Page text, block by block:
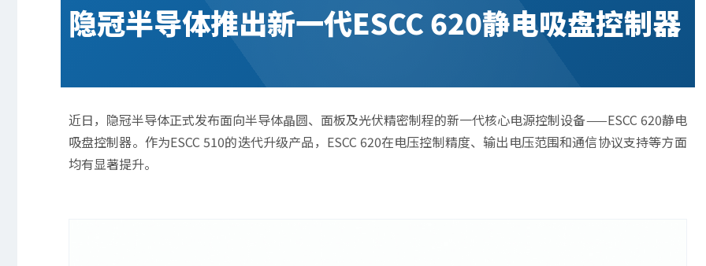
隐冠半导体推出新一代ESCC 620静电吸盘控制器
近日，隐冠半导体正式发布面向半导体晶圆、面板及光伏精密制程的新一代核心电源控制设备——ESCC 620静电
吸盘控制器。作为ESCC 510的迭代升级产品，ESCC 620在电压控制精度、输出电压范围和通信协议支持等方面
均有显著提升。